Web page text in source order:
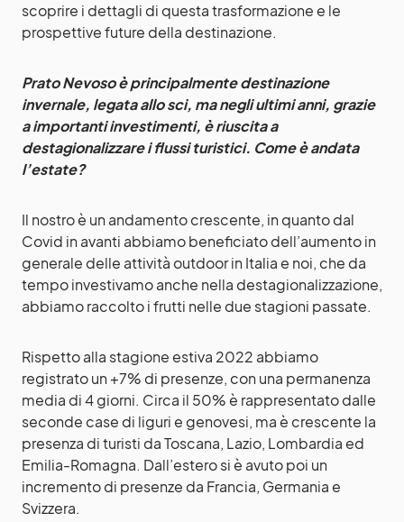
scoprire i dettagli di questa trasformazione e le
prospettive future della destinazione.
Prato Nevoso è principalmente destinazione
invernale, legata allo sci, ma negli ultimi anni, grazie
a importanti investimenti, è riuscita a
destagionalizzare i flussi turistici. Come è andata
l’estate?
Il nostro è un andamento crescente, in quanto dal
Covid in avanti abbiamo beneficiato dell’aumento in
generale delle attività outdoor in Italia e noi, che da
tempo investivamo anche nella destagionalizzazione,
abbiamo raccolto i frutti nelle due stagioni passate.
Rispetto alla stagione estiva 2022 abbiamo
registrato un +7% di presenze, con una permanenza
media di 4 giorni. Circa il 50% è rappresentato dalle
seconde case di liguri e genovesi, ma è crescente la
presenza di turisti da Toscana, Lazio, Lombardia ed
Emilia-Romagna. Dall’estero si è avuto poi un
incremento di presenze da Francia, Germania e
Svizzera.